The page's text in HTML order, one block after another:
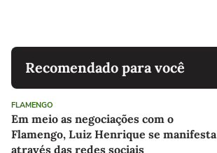
Recomendado para você
FLAMENGO
Em meio as negociações com o
Flamengo, Luiz Henrique se manifesta
através das redes sociais